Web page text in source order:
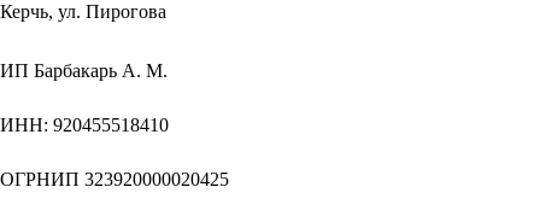
Керчь, ул. Пирогова
ИП Барбакарь А. М.
ИНН: 920455518410
ОГРНИП 323920000020425